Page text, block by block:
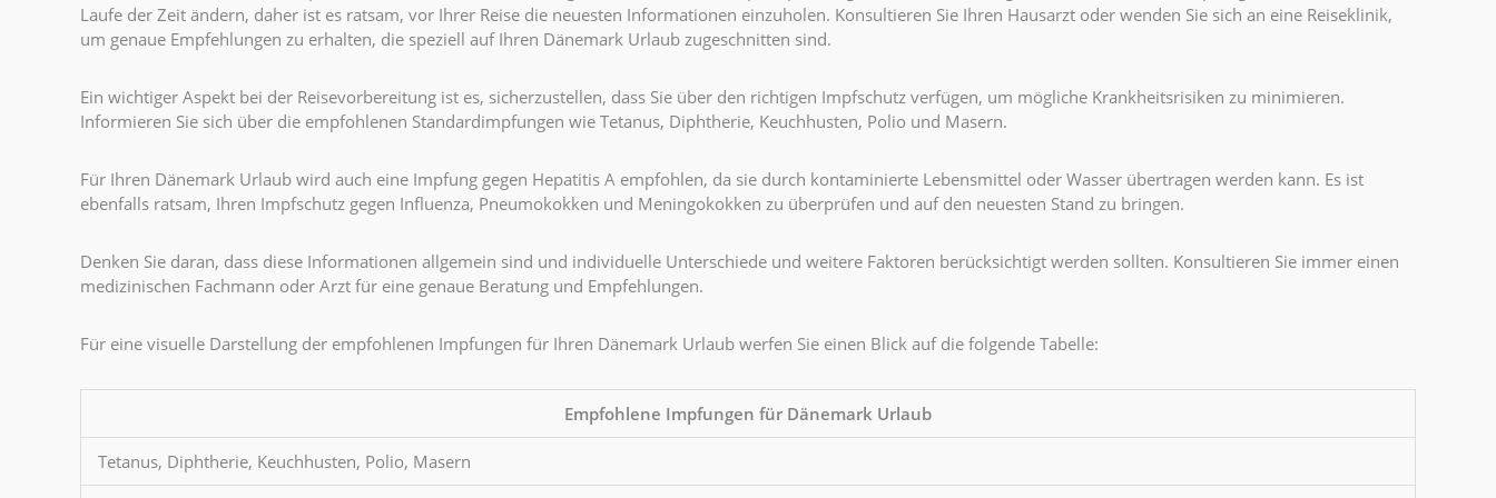
Laufe der Zeit ändern, daher ist es ratsam, vor Ihrer Reise die neuesten Informationen einzuholen. Konsultieren Sie Ihren Hausarzt oder wenden Sie sich an eine Reiseklinik,
um genaue Empfehlungen zu erhalten, die speziell auf Ihren Dänemark Urlaub zugeschnitten sind.
Ein wichtiger Aspekt bei der Reisevorbereitung ist es, sicherzustellen, dass Sie über den richtigen Impfschutz verfügen, um mögliche Krankheitsrisiken zu minimieren.
Informieren Sie sich über die empfohlenen Standardimpfungen wie Tetanus, Diphtherie, Keuchhusten, Polio und Masern.
Für Ihren Dänemark Urlaub wird auch eine Impfung gegen Hepatitis A empfohlen, da sie durch kontaminierte Lebensmittel oder Wasser übertragen werden kann. Es ist
ebenfalls ratsam, Ihren Impfschutz gegen Influenza, Pneumokokken und Meningokokken zu überprüfen und auf den neuesten Stand zu bringen.
Denken Sie daran, dass diese Informationen allgemein sind und individuelle Unterschiede und weitere Faktoren berücksichtigt werden sollten. Konsultieren Sie immer einen
medizinischen Fachmann oder Arzt für eine genaue Beratung und Empfehlungen.
Für eine visuelle Darstellung der empfohlenen Impfungen für Ihren Dänemark Urlaub werfen Sie einen Blick auf die folgende Tabelle:
Empfohlene Impfungen für Dänemark Urlaub
Tetanus, Diphtherie, Keuchhusten, Polio, Masern